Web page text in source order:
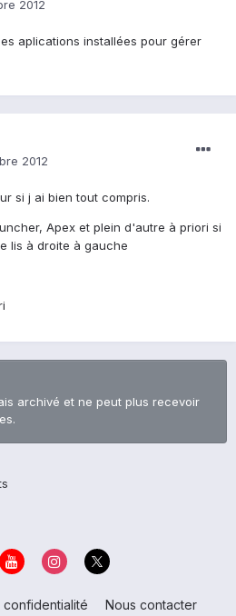
2012
aplications installées pour gérer
2012
si j ai bien tout compris.
Apex et plein d'autre à priori si
lis à droite à gauche
archivé et ne peut plus recevoir
Nous contacter